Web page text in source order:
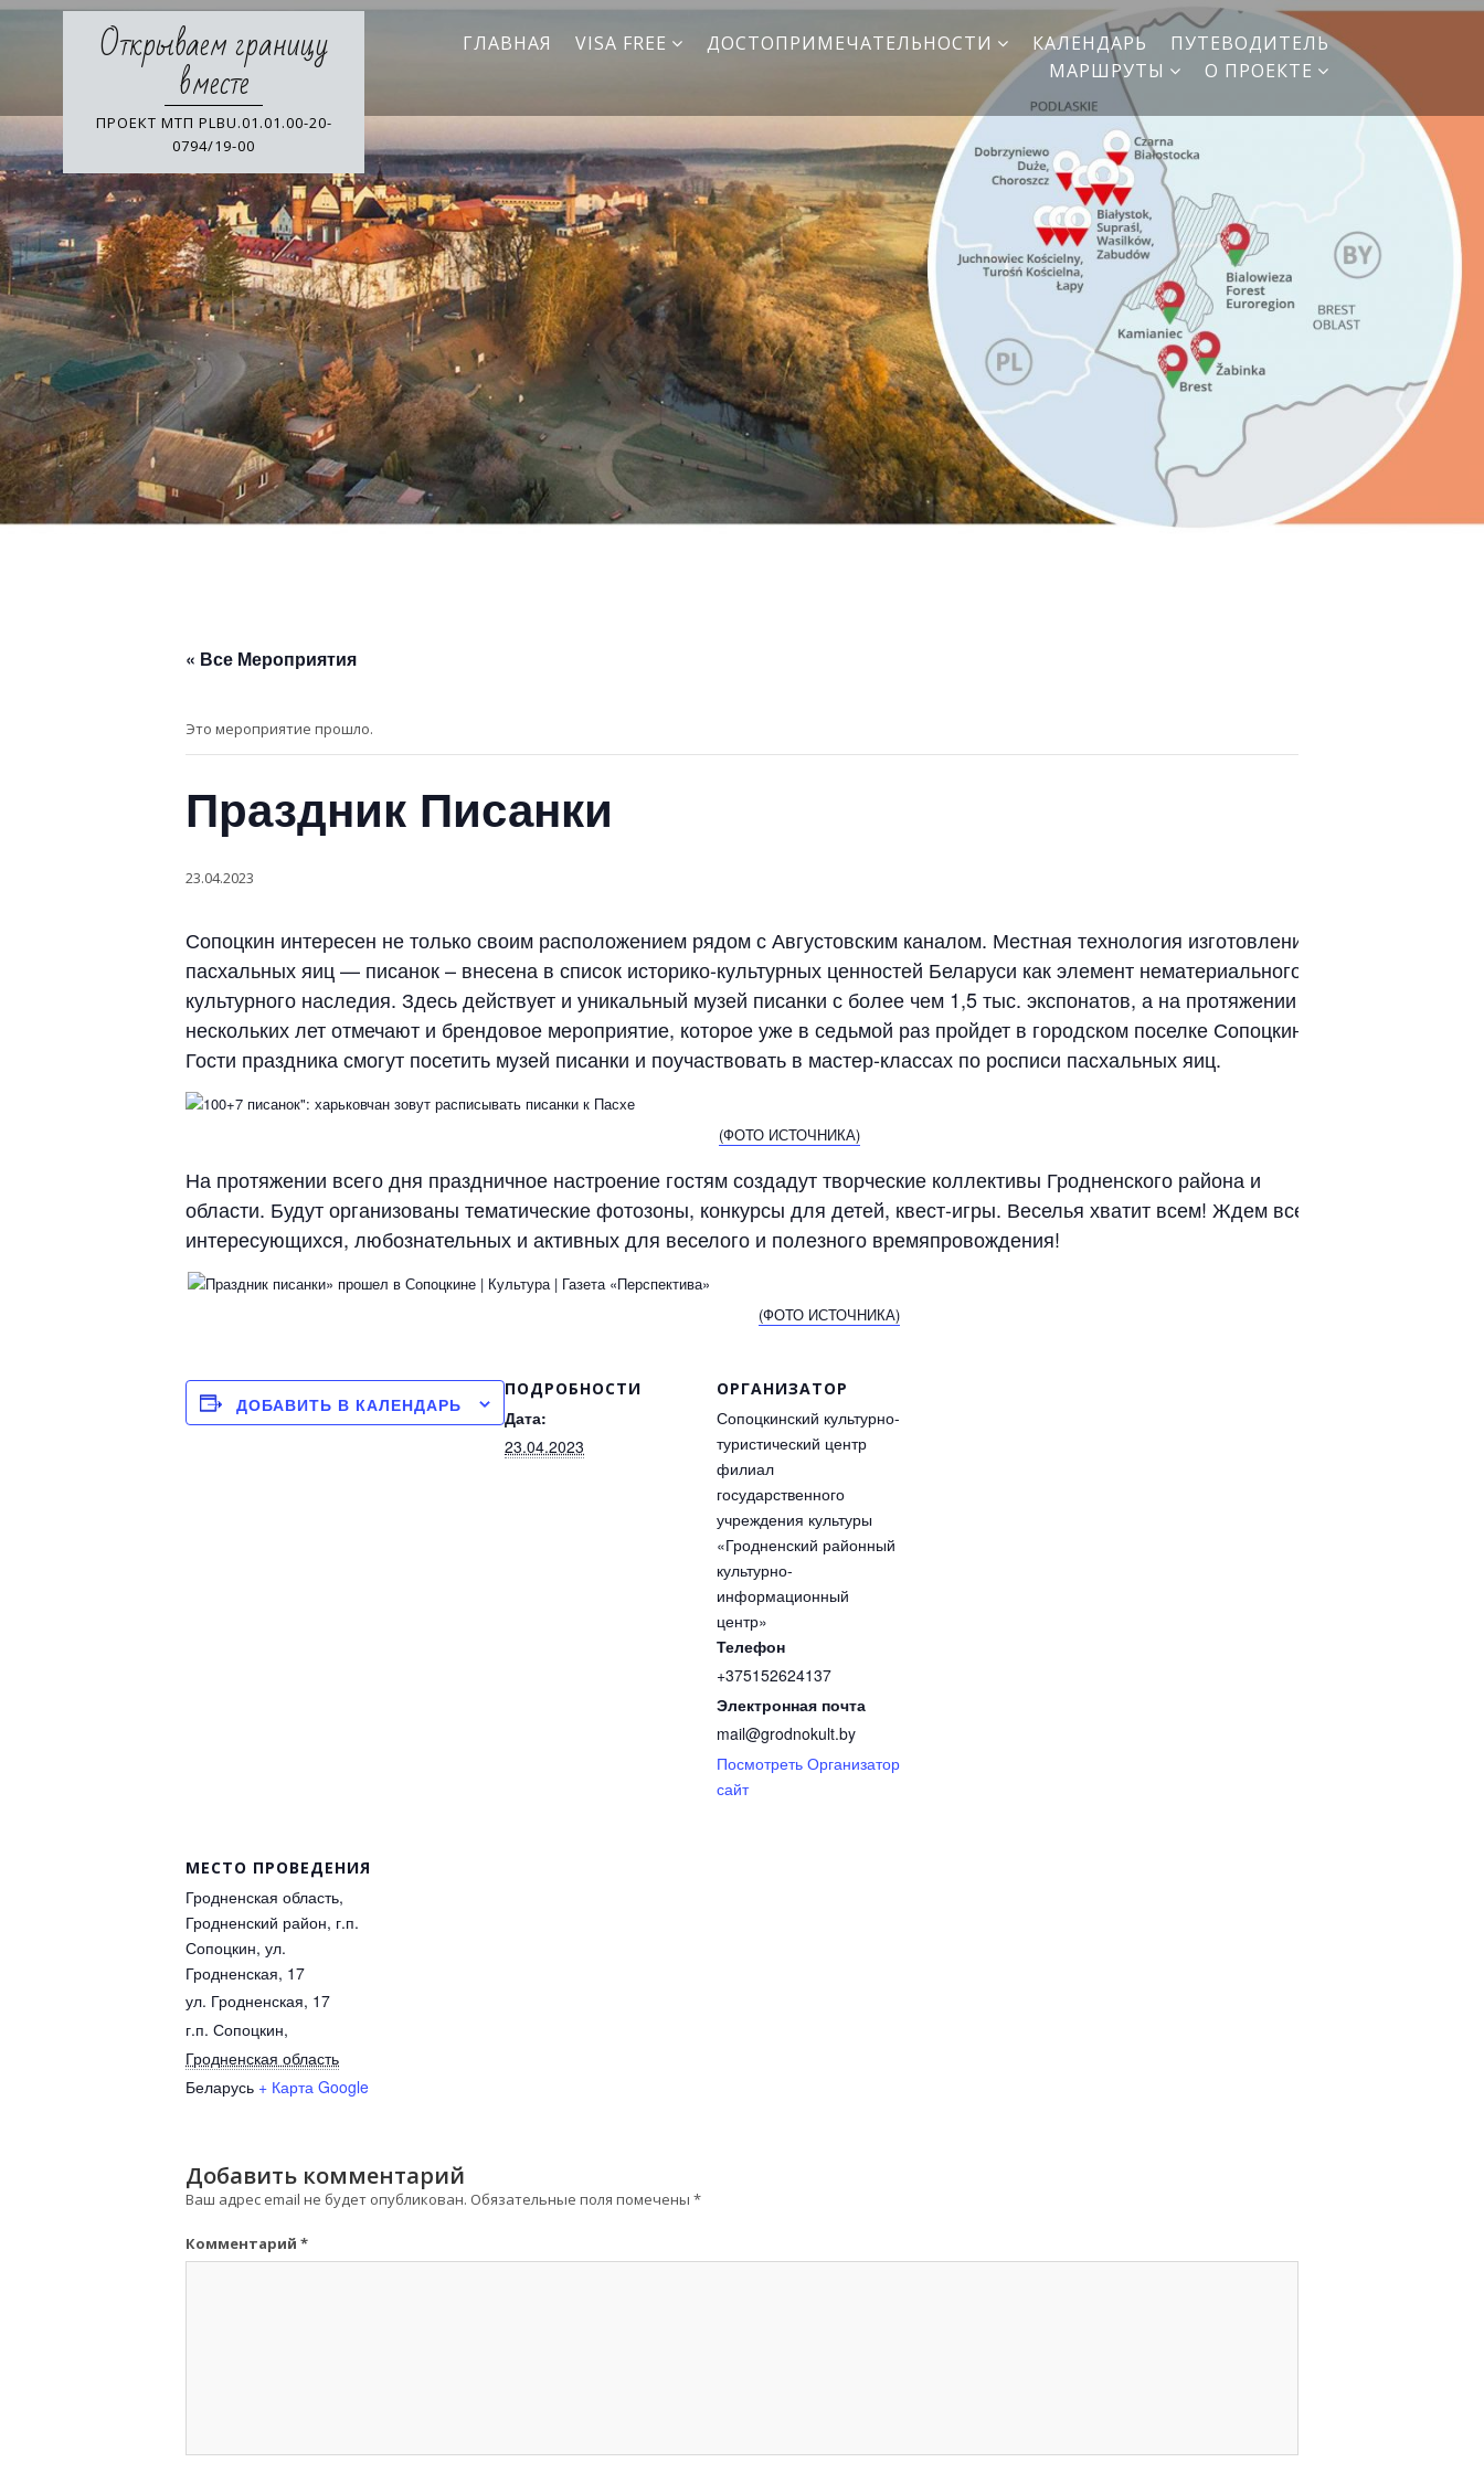
Skip
Открываем границу
вместе
ПРОЕКТ МТП PLBU.01.01.00-20-
0794/19-00
ГЛАВНАЯ VISA FREE ДОСТОПРИМЕЧАТЕЛЬНОСТИ КАЛЕНДАРЬ
ПУТЕВОДИТЕЛЬ
МАРШРУТЫ
О ПРОЕКТЕ
« Все Мероприятия
Это мероприятие прошло.
Праздник Писанки
23.04.2023
Сопоцкин интересен не только своим расположением рядом с Августовским каналом. Местная технология изготовления
пасхальных яиц — писанок – внесена в список историко-культурных ценностей Беларуси как элемент нематериального
культурного наследия. Здесь действует и уникальный музей писанки с более чем 1,5 тыс. экспонатов, а на протяжении
нескольких лет отмечают и брендовое мероприятие, которое уже в седьмой раз пройдет в городском поселке Сопоцкин.
Гости праздника смогут посетить музей писанки и поучаствовать в мастер-классах по росписи пасхальных яиц.
(ФОТО ИСТОЧНИКА)
На протяжении всего дня праздничное настроение гостям создадут творческие коллективы Гродненского района и
области. Будут организованы тематические фотозоны, конкурсы для детей, квест-игры. Веселья хватит всем! Ждем всех
интересующихся, любознательных и активных для веселого и полезного времяпровождения!
(ФОТО ИСТОЧНИКА)
ДОБАВИТЬ В КАЛЕНДАРЬ
ПОДРОБНОСТИ
Дата:
23.04.2023
ОРГАНИЗАТОР
Сопоцкинский культурно-
туристический центр
филиал
государственного
учреждения культуры
«Гродненский районный
культурно-
информационный
центр»
Телефон
+375152624137
Электронная почта
mail@grodnokult.by
Посмотреть Организатор
сайт
МЕСТО ПРОВЕДЕНИЯ
Гродненская область,
Гродненский район, г.п.
Сопоцкин, ул.
Гродненская, 17
ул. Гродненская, 17
г.п. Сопоцкин,
Гродненская область
Беларусь + Карта Google
Добавить комментарий
Ваш адрес email не будет опубликован. Обязательные поля помечены *
Комментарий *